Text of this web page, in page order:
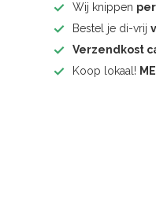
Wij knippen
Bestel je di-vrij
Verzendkost
Koop lokaal!